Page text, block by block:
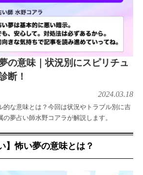
の意味｜状況別にスピリチュ
断！
2024.03.18
的な意味とは？今回は状況やトラブル別に吉
夢占い師水野コアラが解説します。
】怖い夢の意味とは？